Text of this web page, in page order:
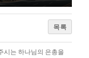
목록
는 하나님의 은총을